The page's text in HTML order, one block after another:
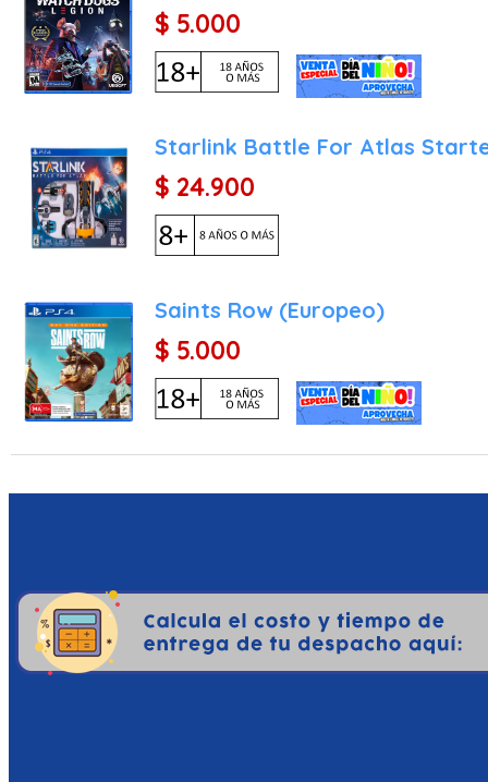
$ 5.000
Starlink Battle For Atlas
$ 24.900
Saints Row (Europeo)
$ 5.000